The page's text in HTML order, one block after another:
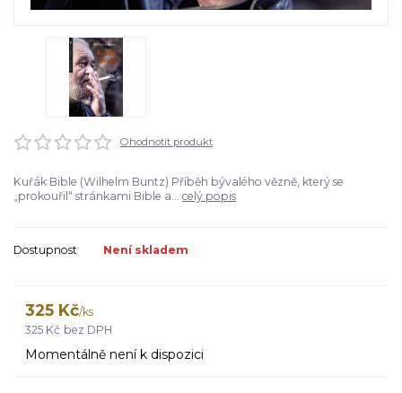
Ohodnotit produkt
Kuřák Bible (Wilhelm Buntz) Příběh bývalého vězně, který se
„prokouřil“ stránkami Bible a... celý popis
Dostupnost Není skladem
325 Kč/ks
325 Kč bez DPH
Momentálně není k dispozici